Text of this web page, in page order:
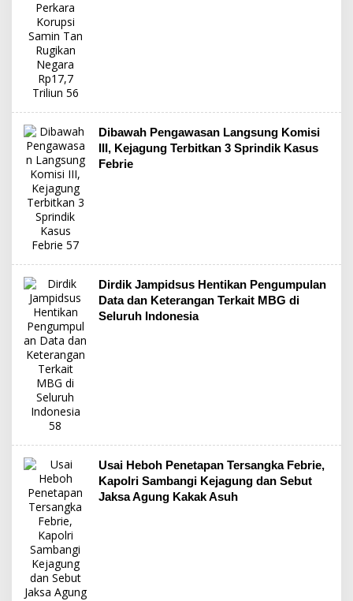
Dibawah Pengawasan Langsung Komisi
III, Kejagung Terbitkan 3 Sprindik Kasus
Febrie
Dirdik Jampidsus Hentikan Pengumpulan
Data dan Keterangan Terkait MBG di
Seluruh Indonesia
Usai Heboh Penetapan Tersangka Febrie,
Kapolri Sambangi Kejagung dan Sebut
Jaksa Agung Kakak Asuh